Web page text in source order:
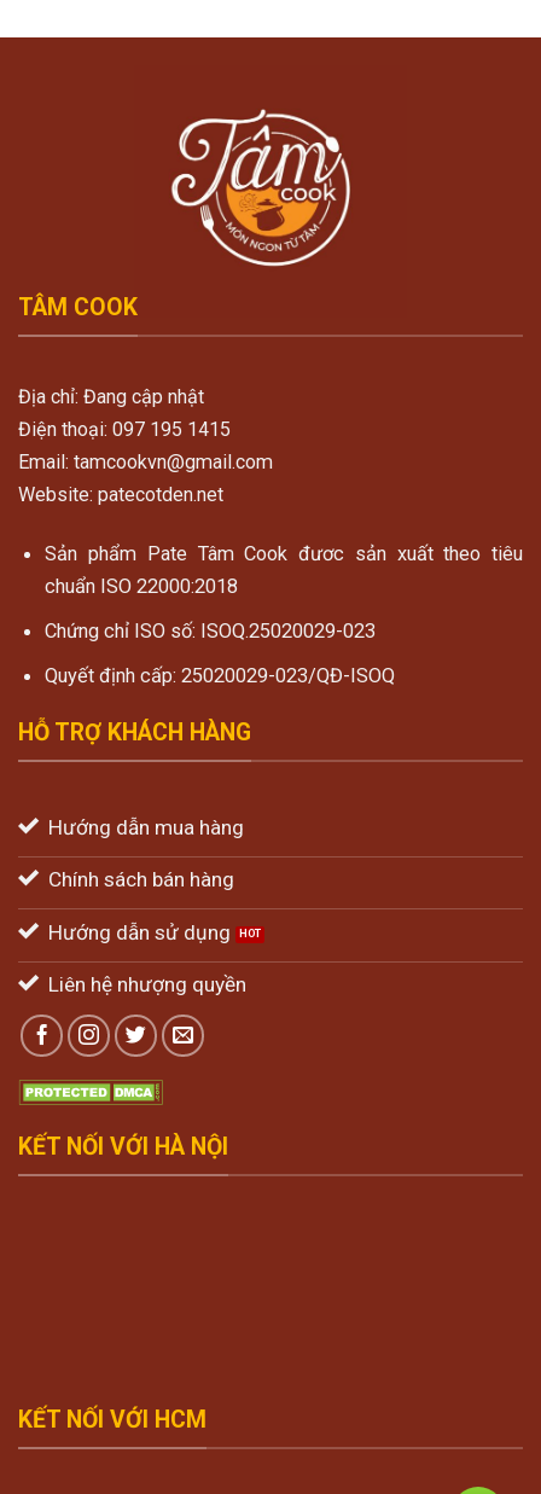
TÂM COOK
Địa chỉ: Đang cập nhật
Điện thoại: 097 195 1415
Email: tamcookvn@gmail.com
Website: patecotden.net
Sản phẩm Pate Tâm Cook đươc sản xuất theo tiêu
chuẩn ISO 22000:2018
Chứng chỉ ISO số: ISOQ.25020029-023
Quyết định cấp: 25020029-023/QĐ-ISOQ
HỖ TRỢ KHÁCH HÀNG
Hướng dẫn mua hàng
Chính sách bán hàng
Hướng dẫn sử dụng
Liên hệ nhượng quyền
KẾT NỐI VỚI HÀ NỘI
KẾT NỐI VỚI HCM